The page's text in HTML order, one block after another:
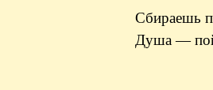
Сбираешь
Душа —